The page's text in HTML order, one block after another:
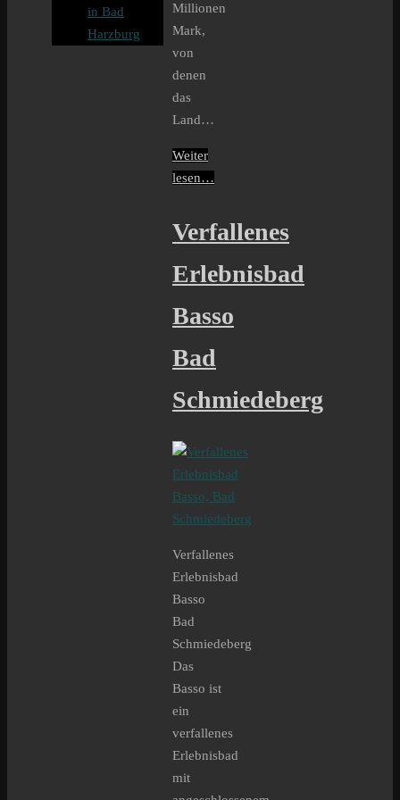
Millionen
Mark,
von
denen
das
Land…
Weiter
lesen…
Verfallenes
Erlebnisbad
Basso
Bad
Schmiedeberg
Verfallenes
Erlebnisbad
Basso
Bad
Schmiedeberg
Das
Basso ist
ein
verfallenes
Erlebnisbad
mit
in Bad
Harzburg